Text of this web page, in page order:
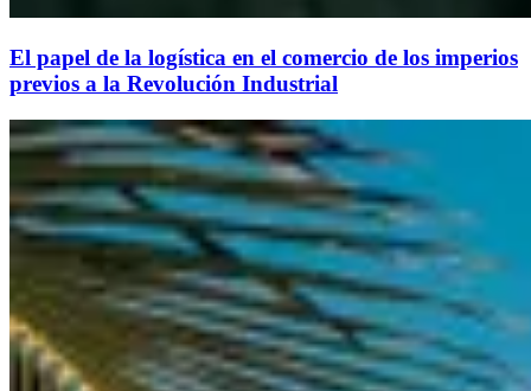
El papel de la logística en el comercio de los imperios
previos a la Revolución Industrial